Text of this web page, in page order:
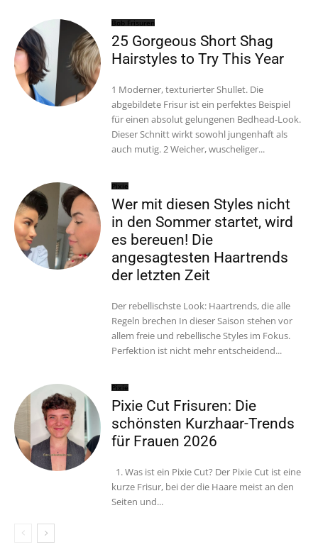
Bob Frisuren
25 Gorgeous Short Shag
Hairstyles to Try This Year
1 Moderner, texturierter Shullet. Die
abgebildete Frisur ist ein perfektes Beispiel
für einen absolut gelungenen Bedhead-Look.
Dieser Schnitt wirkt sowohl jungenhaft als
auch mutig. 2 Weicher, wuscheliger...
Pixie
Wer mit diesen Styles nicht
in den Sommer startet, wird
es bereuen! Die
angesagtesten Haartrends
der letzten Zeit
Der rebellischste Look: Haartrends, die alle
Regeln brechen In dieser Saison stehen vor
allem freie und rebellische Styles im Fokus.
Perfektion ist nicht mehr entscheidend...
Pixie
Pixie Cut Frisuren: Die
schönsten Kurzhaar-Trends
für Frauen 2026
1. Was ist ein Pixie Cut? Der Pixie Cut ist eine
kurze Frisur, bei der die Haare meist an den
Seiten und...